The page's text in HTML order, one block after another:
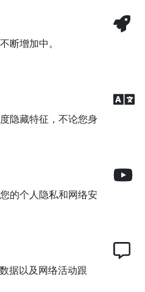
断增加中。
隐藏特征，不论您身
的个人隐私和网络安
据以及网络活动跟